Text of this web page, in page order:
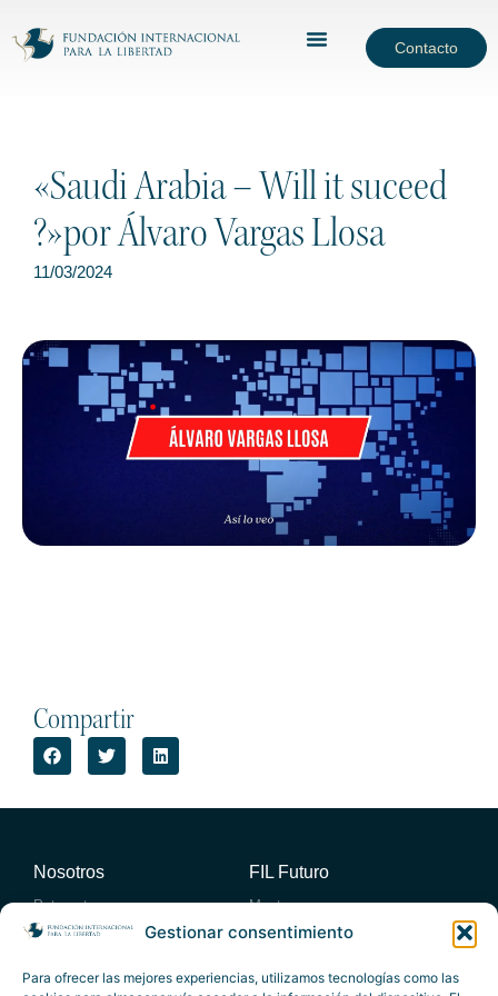
Gestionar consentimiento
Para ofrecer las mejores experiencias, utilizamos tecnologías como las
Contacto
«Saudi Arabia – Will it suceed
?»por Álvaro Vargas Llosa
11/03/2024
Compartir
Nosotros
Patronato
Consejo académico
Consejo Empresario Asesor
FIL Futuro
Mentores
Actividades Publicaciones